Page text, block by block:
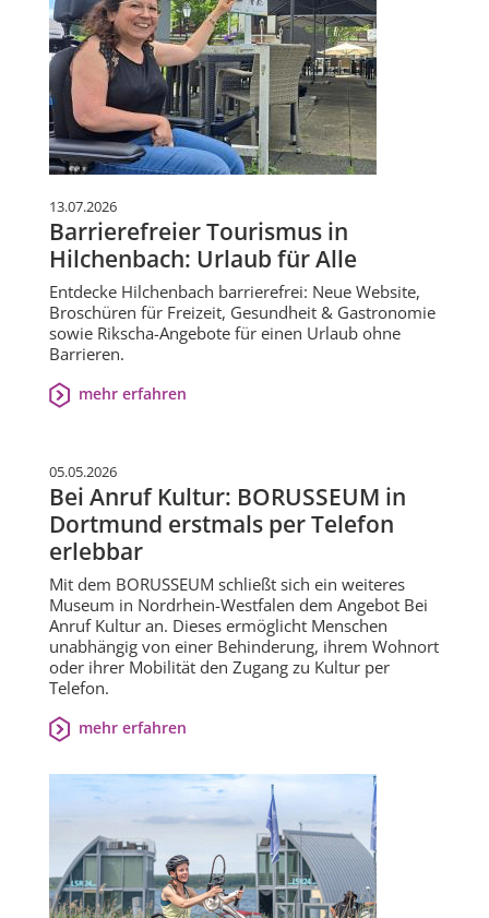
13.07.2026
Barrierefreier Tourismus in
Hilchenbach: Urlaub für Alle
Entdecke Hilchenbach barrierefrei: Neue Website,
Broschüren für Freizeit, Gesundheit & Gastronomie
sowie Rikscha-Angebote für einen Urlaub ohne
Barrieren.
mehr erfahren
05.05.2026
Bei Anruf Kultur: BORUSSEUM in
Dortmund erstmals per Telefon
erlebbar
Mit dem BORUSSEUM schließt sich ein weiteres
Museum in Nordrhein-Westfalen dem Angebot Bei
Anruf Kultur an. Dieses ermöglicht Menschen
unabhängig von einer Behinderung, ihrem Wohnort
oder ihrer Mobilität den Zugang zu Kultur per
Telefon.
mehr erfahren